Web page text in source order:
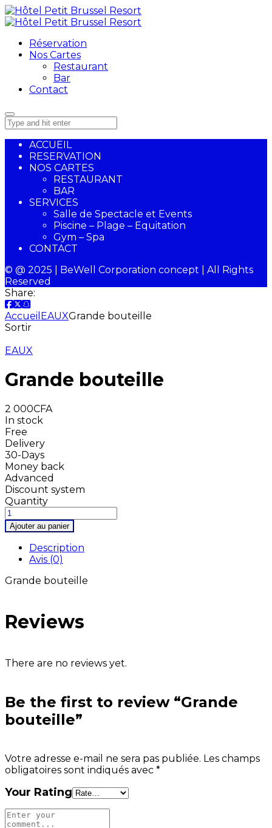
Réservation
Nos Cartes
Restaurant
Bar
Contact
ACCUEIL
RESERVATION
NOS CARTES
RESTAURANT
BAR
SERVICES
Salle de Spectacle et Events
Piscine – Plage – Equitation
Gym – Spa
CONTACT
© @ 2025 | BeWell Corporation concept | All Rights
Reserved
Share:
Accueil EAUXGrande bouteille
Sortir
EAUX
Grande bouteille
2 000CFA
In stock
Free
Delivery
30-Days
Money back
Advanced
Discount system
Quantity
Ajouter au panier
Description
Avis (0)
Grande bouteille
Reviews
There are no reviews yet.
Be the first to review “Grande
bouteille”
Votre adresse e-mail ne sera pas publiée. Les champs
obligatoires sont indiqués avec *
Your Rating